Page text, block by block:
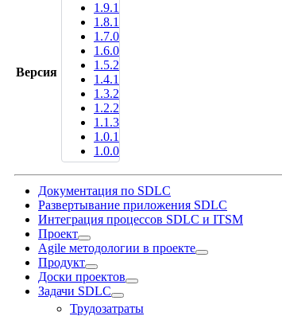
Версия
1.9.1
1.8.1
1.7.0
1.6.0
1.5.2
1.4.1
1.3.2
1.2.2
1.1.3
1.0.1
1.0.0
Документация по SDLC
Развертывание приложения SDLC
Интеграция процессов SDLC и ITSM
Проект
Agile методологии в проекте
Продукт
Доски проектов
Задачи SDLC
Трудозатраты